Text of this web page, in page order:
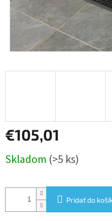
€105,01
cena:
Skladom (>5 ks)
Pridať do